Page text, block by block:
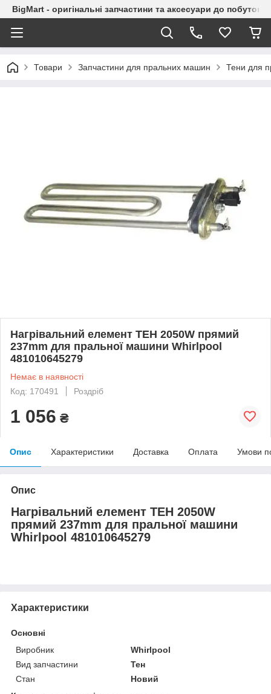
BigMart - оригінальні запчастини та аксесуари до побутової
Товари Запчастини для пральних машин Тени для
Нагрівальний елемент ТЕН 2050W прямий
237mm для пральної машини Whirlpool
481010645279
Немає в наявності
Код: 170491
Роздріб
1 056 ₴
Опис Характеристики Доставка Оплата Умови
Опис
Нагрівальний елемент ТЕН 2050W
прямий 237mm для пральної машини
Whirlpool 481010645279
Характеристики
Основні
Виробник
Whirlpool
Вид запчастини
Тен
Стан
Новий